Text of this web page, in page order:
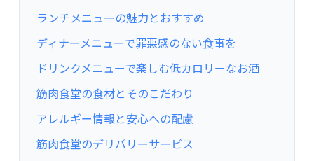
ランチメニューの魅力とおすすめ
ディナーメニューで罪悪感のない食事を
ドリンクメニューで楽しむ低カロリーなお酒
筋肉食堂の食材とそのこだわり
アレルギー情報と安心への配慮
筋肉食堂のデリバリーサービス